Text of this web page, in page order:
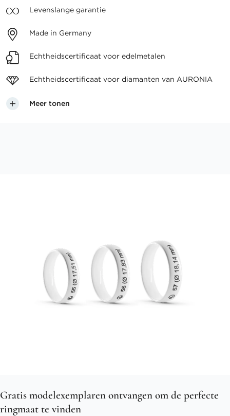
Levenslange garantie
Made in Germany
Echtheidscertificaat voor edelmetalen
Echtheidscertificaat voor diamanten van AURONIA
Meer tonen
Gratis modelexemplaren ontvangen om de perfecte
ringmaat te vinden